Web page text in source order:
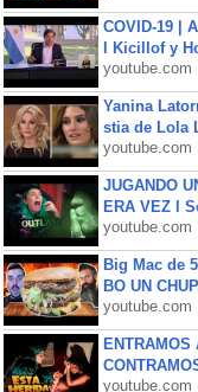
COVID-19 |
l Kicillof y
youtube.com
Yanina
stia de Lola
youtube.com
JUGANDO
ERA VEZ l
youtube.com
Big Mac de
BO UN
youtube.com
ENTRAMOS
youtube.com